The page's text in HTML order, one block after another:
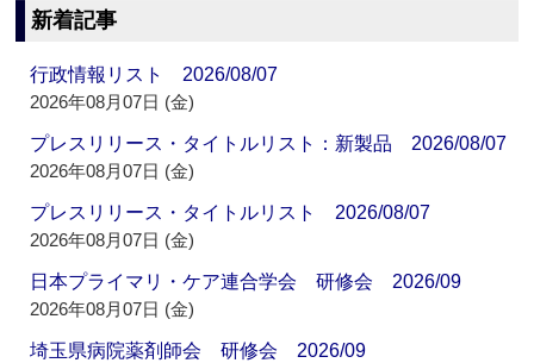
新着記事
行政情報リスト 2026/08/07
2026年08月07日 (金)
プレスリリース・タイトルリスト：新製品 2026/08/07
2026年08月07日 (金)
プレスリリース・タイトルリスト 2026/08/07
2026年08月07日 (金)
日本プライマリ・ケア連合学会 研修会 2026/09
2026年08月07日 (金)
埼玉県病院薬剤師会 研修会 2026/09